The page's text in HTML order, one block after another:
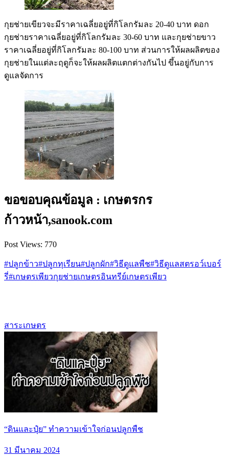
กุยช่ายเขียวจะมีราคาเฉลี่ยอยู่ที่กิโลกรัมละ 20-40 บาท ดอก
กุยช่ายราคาเฉลี่ยอยู่ที่กิโลกรัมละ 30-60 บาท และกุยช่ายขาว
ราคาเฉลี่ยอยู่ที่กิโลกรัมละ 80-100 บาท ส่วนการให้ผลผลิตของ
กุยช่ายในแต่ละฤดูก็จะให้ผลผลิตแตกต่างกันไป ขึ้นอยู่กับการ
ดูแลจัดการ
ขอขอบคุณข้อมูล : เกษตรกร
ก้าวหน้า,sanook.com
Post Views: 770
#ปลูกข้าว#ปลูกทุเรียน#ปลูกผัก#วิธีดูแลพืช#วิธีดูแลสตรอว์เบอร์
รี่#เกษตรเพียวกุยช่ายเกษตรอินทรีย์เกษตรเพียว
สาระเกษตร
“ดินและปุ๋ย” ทำความเข้าใจก่อนปลูกพืช
31 มีนาคม 2024